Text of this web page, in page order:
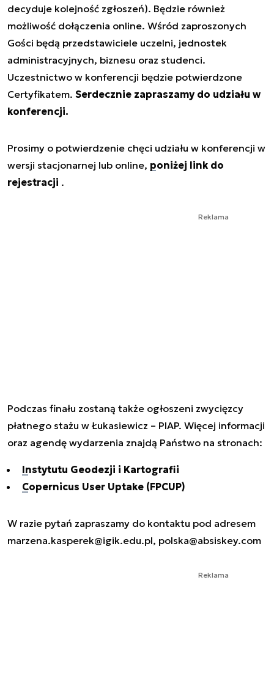
decyduje kolejność zgłoszeń). Będzie również
możliwość dołączenia online. Wśród zaproszonych
Gości będą przedstawiciele uczelni, jednostek
administracyjnych, biznesu oraz studenci.
Uczestnictwo w konferencji będzie potwierdzone
Certyfikatem. Serdecznie zapraszamy do udziału w
konferencji.
Prosimy o potwierdzenie chęci udziału w konferencji w
wersji stacjonarnej lub online, poniżej link do
rejestracji .
Reklama
Podczas finału zostaną także ogłoszeni zwycięzcy
płatnego stażu w Łukasiewicz – PIAP. Więcej informacji
oraz agendę wydarzenia znajdą Państwo na stronach:
Instytutu Geodezji i Kartografii
Copernicus User Uptake (FPCUP)
W razie pytań zapraszamy do kontaktu pod adresem
marzena.kasperek@igik.edu.pl, polska@absiskey.com
Reklama